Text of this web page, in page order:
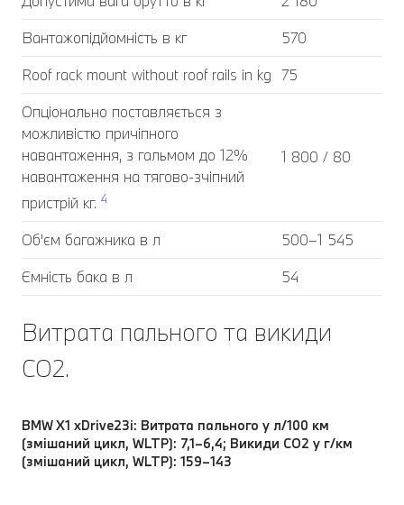
Вантажопідйомність в кг
570
Roof rack mount without roof rails in kg 75
Опціонально поставляється з
можливістю причіпного
навантаження, з гальмом до 12%
навантаження на тягово-зчіпний
пристрій кг. 4
1 800 / 80
Об'єм багажника в л
500–1 545
Ємність бака в л
54
Витрата пального та викиди
CO2.
BMW X1 xDrive23i: Витрата пального у л/100 км
(змішаний цикл, WLTP): 7,1–6,4; Викиди CO2 у г/км
(змішаний цикл, WLTP): 159–143